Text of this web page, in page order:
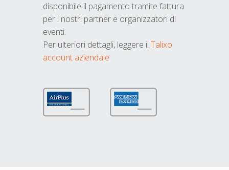
disponibile il pagamento tramite fattura
per i nostri partner e organizzatori di
eventi.
Per ulteriori dettagli, leggere il Talixo
account aziendale